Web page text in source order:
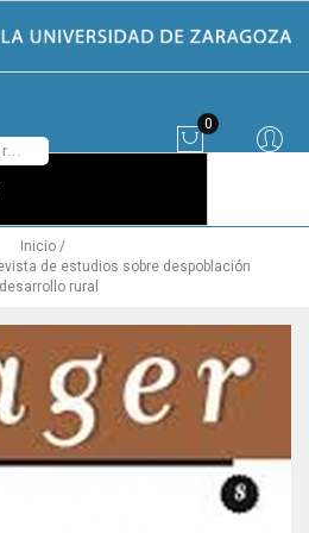
0
Inicio
de estudios sobre despoblación
rural